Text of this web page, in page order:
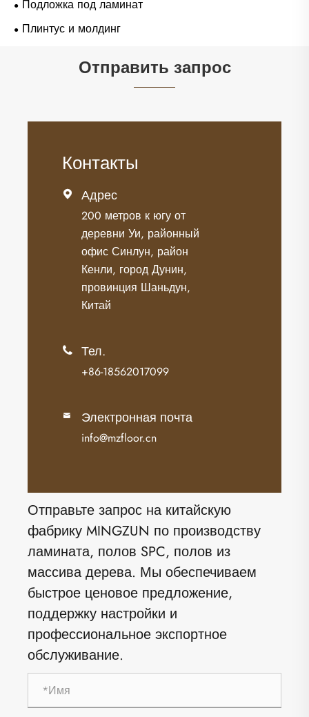
Подложка под ламинат
Плинтус и молдинг
Отправить запрос
Контакты
 Адрес
200 метров к югу от
деревни Уи, районный
офис Синлун, район
Кенли, город Дунин,
провинция Шаньдун,
Китай
 Тел.
+86-18562017099
 Электронная почта
info@mzfloor.cn
Отправьте запрос на китайскую
фабрику MINGZUN по производству
ламината, полов SPC, полов из
массива дерева. Мы обеспечиваем
быстрое ценовое предложение,
поддержку настройки и
профессиональное экспортное
обслуживание.